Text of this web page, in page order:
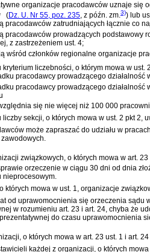
organizacje pracodawców uznaje się
(Dz. U. Nr 55, poz. 235, z późn. zm.3)) lub
pracodawców zatrudniających łącznie co
pracodawców prowadzących podstawowy
z zastrzeżeniem ust. 4;
wśród członków regionalne organizacje
kryterium liczebności, o którym mowa w ust.
pracodawcy prowadzącego
pracodawcy prowadzącego
się nie więcej niż 100 000
liczby sekcji, o których mowa w ust. 2 pkt
może zapraszać do udziału w
zawodowych.
związkowych, o których mowa w art.
orzeczenie w ciągu 30 dni od dnia
nieprocesowym.
których mowa w ust. 1, organizacje
od uprawomocnienia się orzeczenia
w rozumieniu art. 23 i art. 24, chyba że
do czasu uprawomocnienia
o których mowa w art. 23 ust. 1 i art.
każdej z organizacji, o których